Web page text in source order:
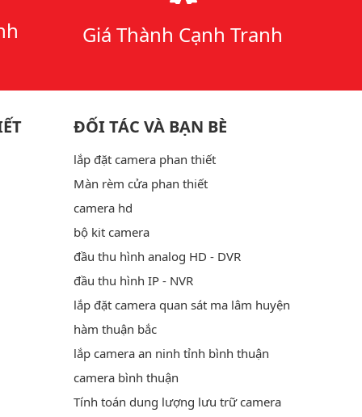
Giá Thành Cạnh Tranh
ĐỐI TÁC VÀ BẠN BÈ
lắp đặt camera phan thiết
Màn rèm cửa phan thiết
camera hd
bộ kit camera
đầu thu hình analog HD - DVR
đầu thu hình IP - NVR
lắp đặt camera quan sát ma lâm huyện
hàm thuận bắc
lắp camera an ninh tỉnh bình thuận
camera bình thuận
Tính toán dung lượng lưu trữ camera